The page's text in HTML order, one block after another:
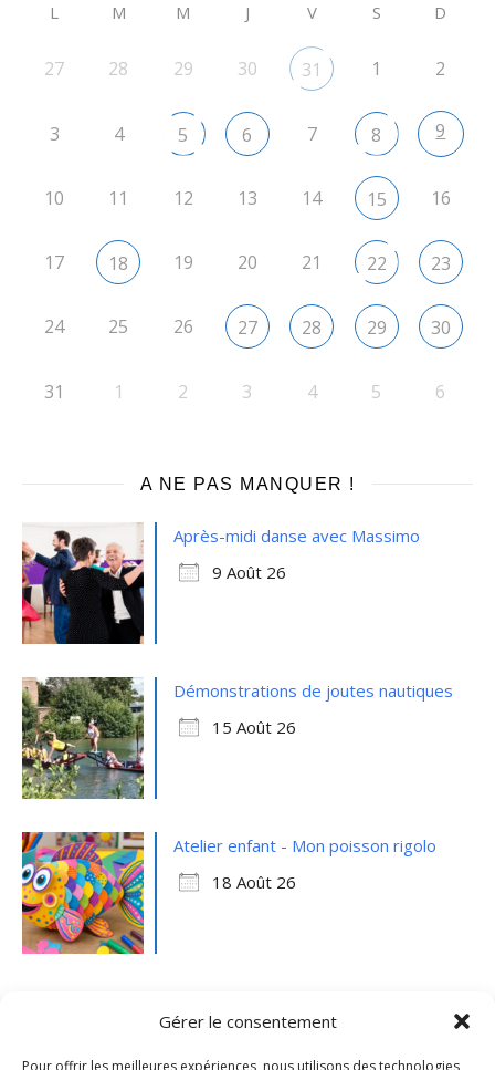
Gérer le consentement
Pour offrir les meilleures expériences, nous utilisons des technologies
L M M J V S D
27 28 29 30 31 1 2
3 4 5 6 7 8 9
10 11 12 13 14 15 16
17 18 19 20 21 22 23
24 25 26 27 28 29 30
31 1 2 3 4 5 6
A NE PAS MANQUER !
Après-midi danse avec Massimo
9 Août 26
Démonstrations de joutes nautiques
15 Août 26
Atelier enfant - Mon poisson rigolo
18 Août 26